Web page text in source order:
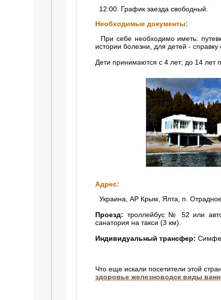
12:00. График заезда свободный.
Необходимые документы:
При себе необходимо иметь:
истории болезни, для детей -
Дети принимаются с 4 лет; до 14 лет
Адрес:
Украина, АР Крым, Ялта, п.
Проезд: троллейбус № 52 или
санатория на такси (3 км).
Индивидуальный трансфер:
Что еще искали посетители этой
здоровье железноводск виды ванн